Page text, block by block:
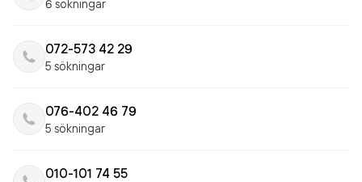
6 sökningar
072-573 42 29
5 sökningar
076-402 46 79
5 sökningar
010-101 74 55